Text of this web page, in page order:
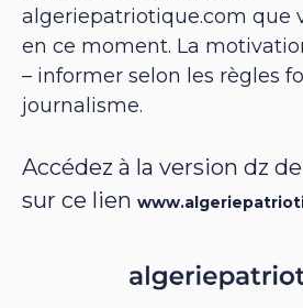
algeriepatriotique.com que
en ce moment. La
– informer selon les règles
journalisme.
Accédez à la version dz
sur ce lien